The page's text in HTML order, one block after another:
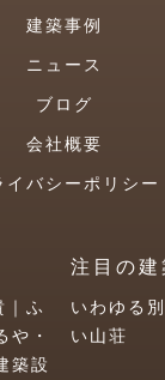
建築事例
ニュース
ブログ
会社概要
イバシーポリシー
ふ
や・
築設
注目の建
いわゆる
い山荘